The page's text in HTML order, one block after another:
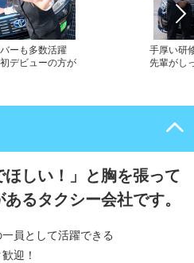
ーも多数活躍
デビューの方が
手厚い研
先輩がし
ほしい！」と胸を張って
るタクシー会社です。
員として活躍できる
迎！